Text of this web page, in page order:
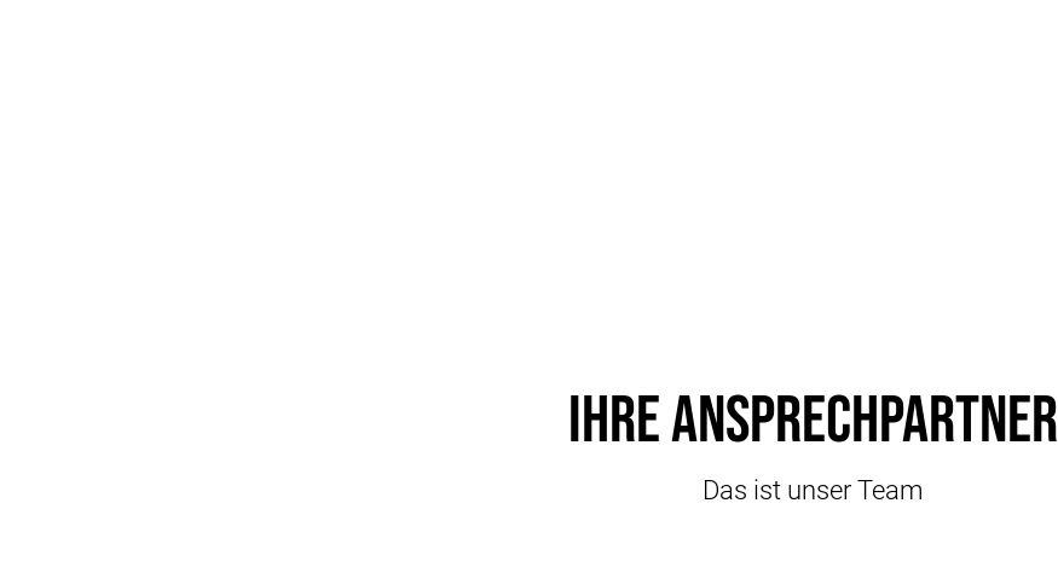
Ihre Ansprechpartner
Das ist unser Team